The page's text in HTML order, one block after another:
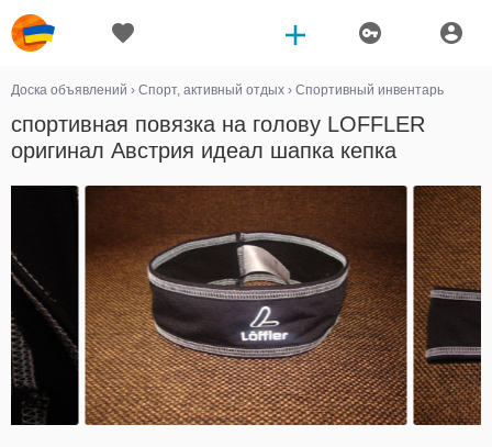
Доска объявлений › Спорт, активный отдых › Спортивный инвентарь
спортивная повязка на голову LOFFLER
оригинал Австрия идеал шапка кепка